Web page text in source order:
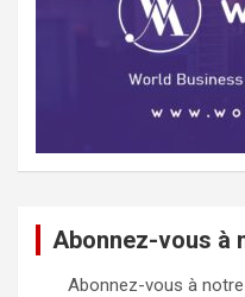
Abonnez-vous à
Abonnez-vous à